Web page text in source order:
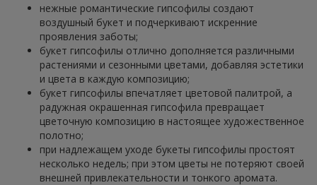
нежные романтические гипсофилы создают
воздушный букет и подчеркивают искренние
проявления заботы;
букет гипсофилы отлично дополняется различными
растениями и сезонными цветами, добавляя эстетики
и цвета в каждую композицию;
букет гипсофилы впечатляет цветовой палитрой, а
радужная окрашенная гипсофила превращает
цветочную композицию в настоящее художественное
полотно;
при надлежащем уходе букеты гипсофилы простоят
несколько недель; при этом цветы не потеряют своей
внешней привлекательности и тонкого аромата.